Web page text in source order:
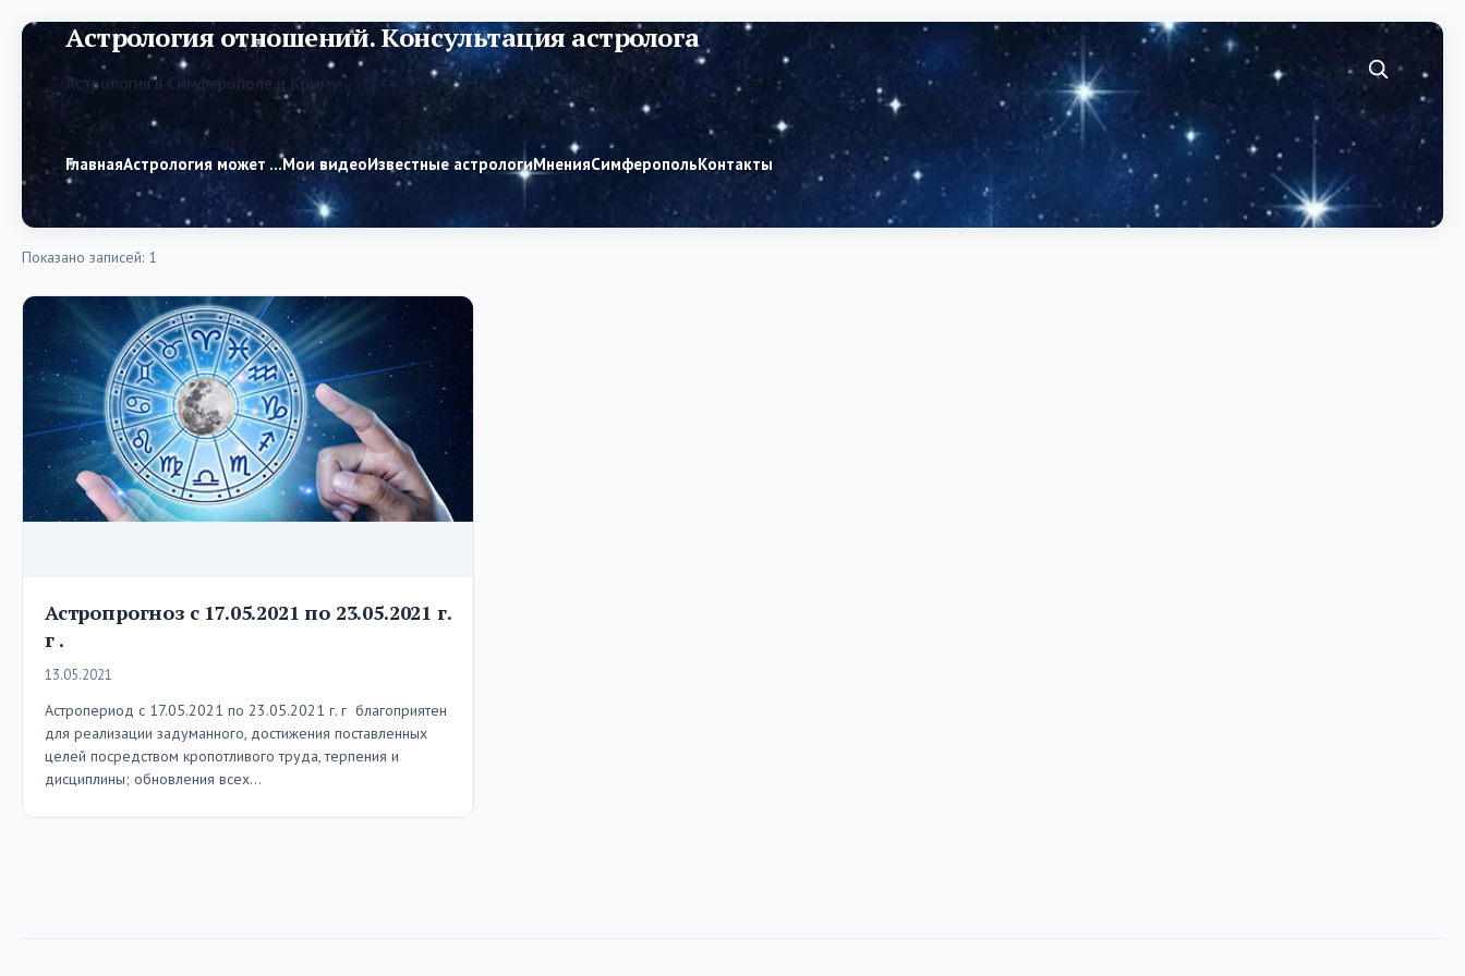
Астрология отношений. Консультация астролога
Астрология в Симферополе и Крыму
ГлавнаяАстрология может …Мои видеоИзвестные астрологиМненияСимферопольКонтакты
Показано записей: 1
Астропрогноз с 17.05.2021 по 23.05.2021 г.
г .
13.05.2021
Астропериод с 17.05.2021 по 23.05.2021 г. г благоприятен
для реализации задуманного, достижения поставленных
целей посредством кропотливого труда, терпения и
дисциплины; обновления всех…